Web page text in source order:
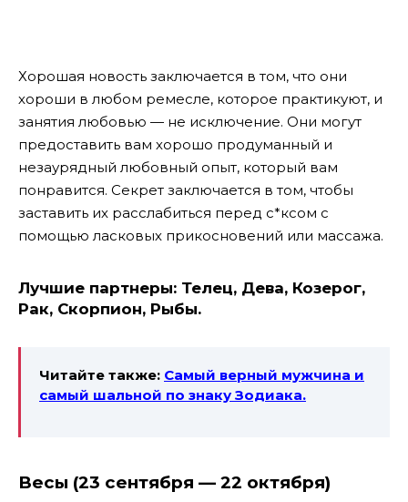
Хорошая новость заключается в том, что они
хороши в любом ремесле, которое практикуют, и
занятия любовью — не исключение. Они могут
предоставить вам хорошо продуманный и
незаурядный любовный опыт, который вам
понравится. Секрет заключается в том, чтобы
заставить их расслабиться перед с*ксом с
помощью ласковых прикосновений или массажа.
Лучшие партнеры: Телец, Дева, Козерог,
Рак, Скорпион, Рыбы.
Читайте также: Самый верный мужчина и
самый шальной по знаку Зодиака.
Весы (23 сентября — 22 октября)